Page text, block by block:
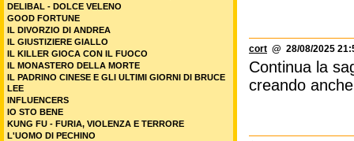
cort @ 28/08/2025
Continua la
creando
DELIBAL - DOLCE VELENO
GOOD FORTUNE
IL DIVORZIO DI ANDREA
IL GIUSTIZIERE GIALLO
IL KILLER GIOCA CON IL FUOCO
IL MONASTERO DELLA MORTE
IL PADRINO CINESE E GLI ULTIMI GIORNI DI BRUCE
LEE
INFLUENCERS
IO STO BENE
KUNG FU - FURIA, VIOLENZA E TERRORE
L'UOMO DI PECHINO